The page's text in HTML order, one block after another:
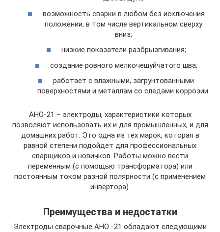
возможность сварки в любом без исключения
положении, в том числе вертикальном сверху
вниз;
низкие показатели разбрызгивания;
создание ровного мелкочешуйчатого шва;
работает с влажными, загрунтованными
поверхностями и металлам со следами коррозии.
АНО-21 – электроды, характеристики которых
позволяют использовать их и для промышленных, и для
домашних работ. Это одна из тех марок, которая в
равной степени подойдет для профессиональных
сварщиков и новичков. Работы можно вести
переменным (с помощью трансформатора) или
постоянным током разной полярности (с применением
инвертора).
Преимущества и недостатки
Электроды сварочные АНО -21 обладают следующими